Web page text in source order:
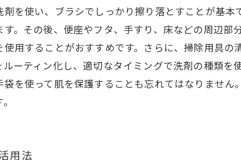
を使い、ブラシでしっかり擦り落とすことが基
。その後、便座やフタ、手すり、床などの周辺部
用することがおすすめです。さらに、掃除用具
ーティン化し、適切なタイミングで洗剤の種類を
を使って肌を保護することも忘れてはなりませ
用法